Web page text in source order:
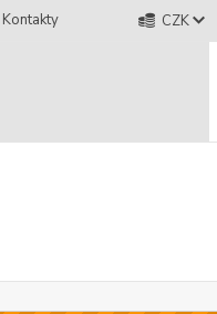
Kontakty CZK